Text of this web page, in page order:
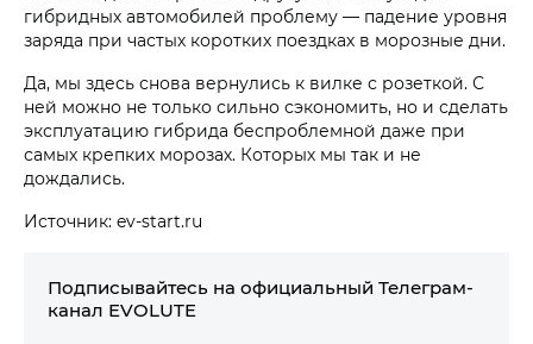
гибридных автомобилей проблему — падение уровня
заряда при частых коротких поездках в морозные дни.
Да, мы здесь снова вернулись к вилке с розеткой. С
ней можно не только сильно сэкономить, но и сделать
эксплуатацию гибрида беспроблемной даже при
самых крепких морозах. Которых мы так и не
дождались.
Источник: ev-start.ru
Подписывайтесь на официальный Телеграм-
канал EVOLUTE